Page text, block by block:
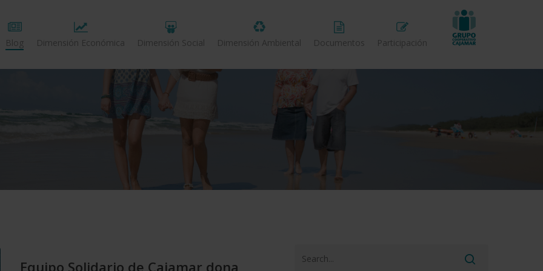
Blog Dimensión Económica Dimensión Social Dimensión Ambiental Documentos Participación
Equipo Solidario de Cajamar dona